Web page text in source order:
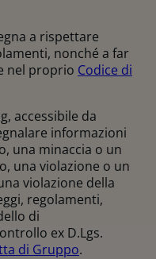
a rispettare
nonché a far
nel proprio Codice di
accessibile da
informazioni
una minaccia o un
una violazione o un
violazione della
regolamenti,
di
ex D.Lgs.
di Gruppo.